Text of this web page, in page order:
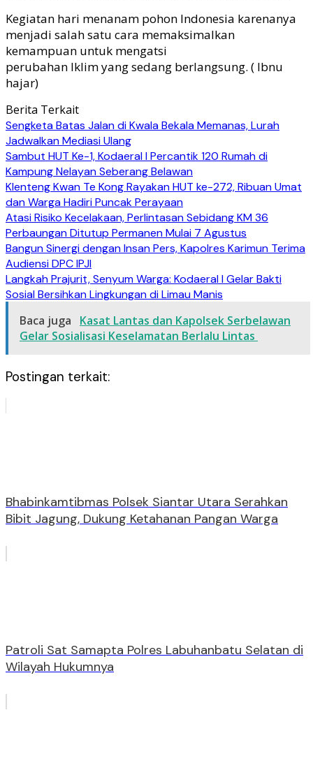
Kegiatan hari menanam pohon Indonesia karenanya
menjadi salah satu cara memaksimalkan
kemampuan untuk mengatsi
perubahan Iklim yang sedang berlangsung. ( Ibnu
hajar)
Berita Terkait
Sengketa Batas Jalan di Kwala Bekala Memanas, Lurah
Jadwalkan Mediasi Ulang
Sambut HUT Ke-1, Kodaeral I Percantik 120 Rumah di
Kampung Nelayan Seberang Belawan
Klenteng Kwan Te Kong Rayakan HUT ke-272, Ribuan Umat
dan Warga Hadiri Puncak Perayaan
Atasi Risiko Kecelakaan, Perlintasan Sebidang KM 36
Perbaungan Ditutup Permanen Mulai 7 Agustus
Bangun Sinergi dengan Insan Pers, Kapolres Karimun Terima
Audiensi DPC IPJI
Langkah Prajurit, Senyum Warga: Kodaeral I Gelar Bakti
Sosial Bersihkan Lingkungan di Limau Manis
Baca juga
Kasat Lantas dan Kapolsek Serbelawan
Gelar Sosialisasi Keselamatan Berlalu Lintas
Postingan terkait:
Bhabinkamtibmas Polsek Siantar Utara Serahkan
Bibit Jagung, Dukung Ketahanan Pangan Warga
Patroli Sat Samapta Polres Labuhanbatu Selatan di
Wilayah Hukumnya